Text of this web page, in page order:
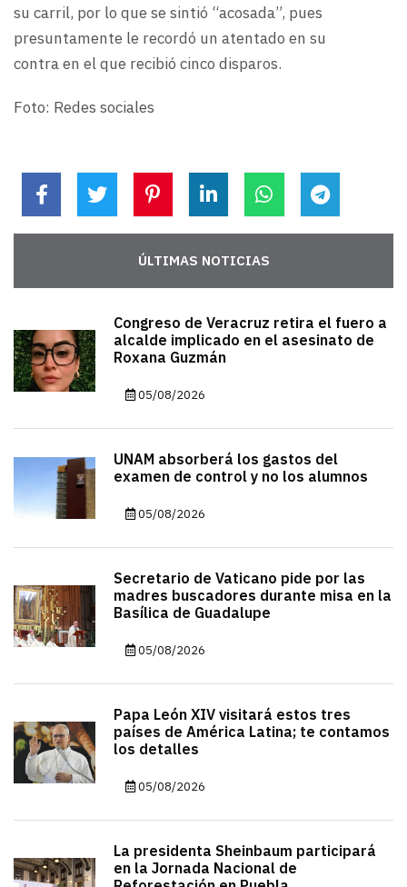
su carril, por lo que se sintió “acosada”, pues
presuntamente le recordó un atentado en su
contra en el que recibió cinco disparos.
Foto: Redes sociales
ÚLTIMAS NOTICIAS
Congreso de Veracruz retira el fuero a
alcalde implicado en el asesinato de
Roxana Guzmán
05/08/2026
UNAM absorberá los gastos del
examen de control y no los alumnos
05/08/2026
Secretario de Vaticano pide por las
madres buscadores durante misa en la
Basílica de Guadalupe
05/08/2026
Papa León XIV visitará estos tres
países de América Latina; te contamos
los detalles
05/08/2026
La presidenta Sheinbaum participará
en la Jornada Nacional de